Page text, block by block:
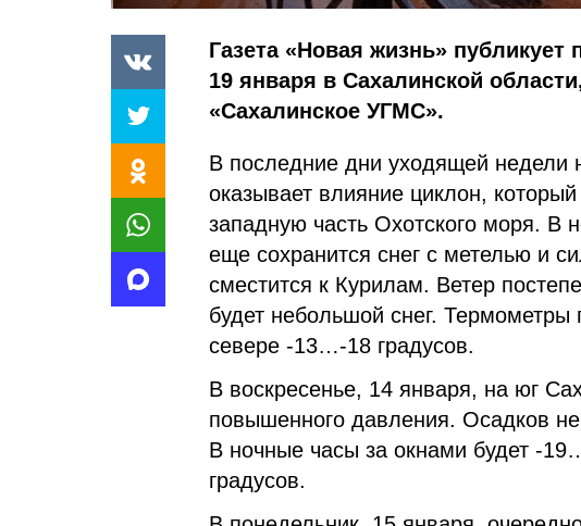
Газета «Новая жизнь»
19 января в Сахалинской
«Сахалинское УГМС».
В последние дни уходящей недели
оказывает влияние циклон,
западную часть Охотского моря. В
еще сохранится снег с метелью и
сместится к Курилам. Ветер
будет небольшой снег.
севере -13…-18 градусов.
В воскресенье, 14 января, на юг
повышенного давления. Осадков
В ночные часы за окнами будет -
градусов.